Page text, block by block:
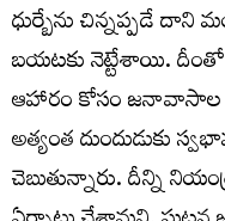
ధుర్బేను చిన్నప్పడే దాని
బయటకు నెట్టేశాయి. దీంతో
ఆహారం కోసం జనావాసాల
అత్యంత దుందుడుకు
చెబుతున్నారు. దీన్ని